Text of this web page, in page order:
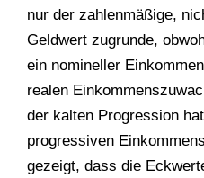
nur der zahlenmäßige,
Geldwert zugrunde,
ein nomineller
realen
der kalten Progression
progressiven
gezeigt, dass die